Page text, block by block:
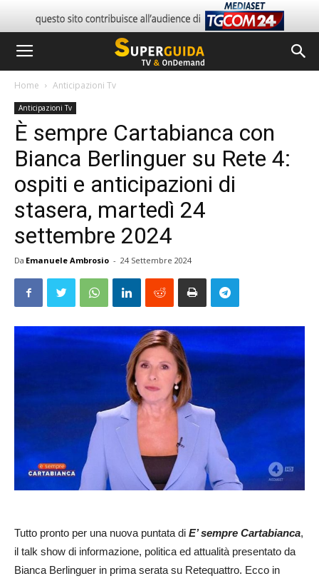
Home Anticipazioni Tv
Anticipazioni Tv
È sempre Cartabianca con
Bianca Berlinguer su Rete 4:
ospiti e anticipazioni di
stasera, martedì 24
settembre 2024
Da Emanuele Ambrosio - 24 Settembre 2024
Tutto pronto per una nuova puntata di E’ sempre Cartabianca,
il talk show di informazione, politica ed attualità presentato da
Bianca Berlinguer in prima serata su Retequattro. Ecco in